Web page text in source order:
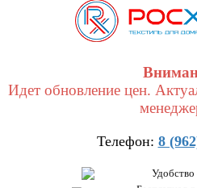
Идет обновление цен.
Телефон: 8
Удобство